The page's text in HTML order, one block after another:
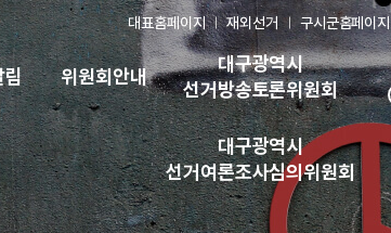
대표홈페이지 재외선거 구시군홈페이지
림 위원회안내
대구광역시
선거방송토론위원회
대구광역시
선거여론조사심의위원회